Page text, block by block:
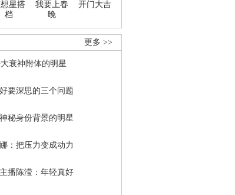
星搭
档
我要上春
晚
开门大吉
更多 >>
衰神附体的明星
要深思的三个问题
秘身份背景的明星
：把压力变成动力
播陈滢：年轻真好